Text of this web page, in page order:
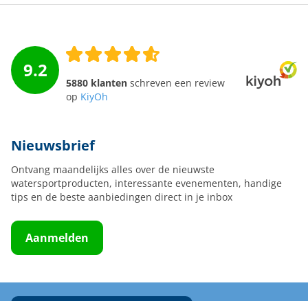
9.2
5880 klanten schreven een review
op KiyOh
Nieuwsbrief
Ontvang maandelijks alles over de nieuwste
watersportproducten, interessante evenementen, handige
tips en de beste aanbiedingen direct in je inbox
Aanmelden